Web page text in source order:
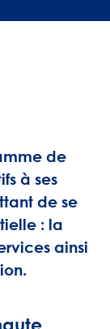
de
à ses
de se
: la
ainsi